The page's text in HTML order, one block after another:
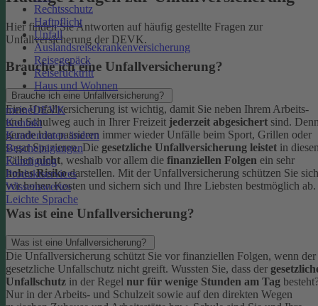
Rechtsschutz
Haftpflicht
Unfall
Auslandsreisekrankenversicherung
Reisegepäck
Reiserücktritt
Haus und Wohnen
meineDEVK
Kontakt
Kundendaten ändern
Bescheinigungen
Kündigung
Produktservices
Wissenswertes
Leichte Sprache
Hier finden Sie Antworten auf häufig gestellte Fragen zur
Unfallversicherung der DEVK.
Brauche ich eine Unfallversicherung?
Brauche ich eine Unfallversicherung?
Eine Unfallversicherung ist wichtig, damit Sie neben Ihrem Arbeits-
und Schulweg auch in Ihrer Freizeit jederzeit abgesichert sind.
gerade hier passieren immer wieder Unfälle beim Sport, Grillen oder
sogar Spazieren. Die gesetzliche Unfallversicherung leistet in
Fällennicht, weshalb vor allem die finanziellen Folgen ein sehr
hohes Risikodarstellen. Mit der Unfallversicherung schützen Sie sich
vor hohen Kosten und sichern sich und Ihre Liebsten bestmöglich ab.
Was ist eine Unfallversicherung?
Was ist eine Unfallversicherung?
Die Unfallversicherung schützt Sie vor finanziellen Folgen, wenn der
gesetzliche Unfallschutz nicht greift. Wussten Sie, dass der
Unfallschutz in der Regel nur für wenige Stunden am Tag
Nur in der Arbeits- und Schulzeit sowie auf den direkten Wegen